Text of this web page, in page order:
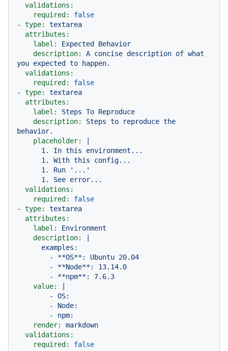
validations:
required:
false
-
type:
textarea
attributes:
label:
Expected Behavior
description:
A concise description of what
you expected to happen.
validations:
required:
false
-
type:
textarea
attributes:
label:
Steps To Reproduce
description:
Steps to reproduce the
behavior.
placeholder:
|
validations:
required:
false
-
type:
textarea
attributes:
label:
Environment
description:
|
value:
|
render:
markdown
validations:
required:
false